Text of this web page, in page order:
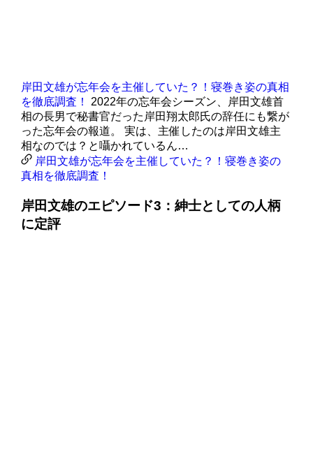
岸田文雄が忘年会を主催していた？！寝巻き姿の真相
を徹底調査！
2022年の忘年会シーズン、岸田文雄首
相の長男で秘書官だった岸田翔太郎氏の辞任にも繋が
った忘年会の報道。 実は、主催したのは岸田文雄主
相なのでは？と囁かれているん…
岸田文雄が忘年会を主催していた？！寝巻き姿の
真相を徹底調査！
岸田文雄のエピソード3：紳士としての人柄
に定評